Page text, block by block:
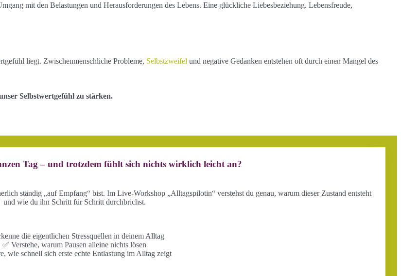
mit den Belastungen und Herausforderungen des Lebens. Eine glückliche Liebesbeziehung. Lebensfreude,
liegt. Zwischenmenschliche Probleme, Selbstzweifel und negative Gedanken entstehen oft durch einen Mangel des
Selbstwertgefühl zu stärken.
Tag – und trotzdem fühlt sich nichts wirklich leicht an?
ständig „auf Empfang“ bist. Im Live-Workshop „Alltagspilotin“ verstehst du genau, warum dieser Zustand entsteht
und wie du ihn Schritt für Schritt durchbrichst.
die eigentlichen Stressquellen in deinem Alltag
✅ Verstehe, warum Pausen alleine nichts lösen
wie schnell sich erste echte Entlastung im Alltag zeigt